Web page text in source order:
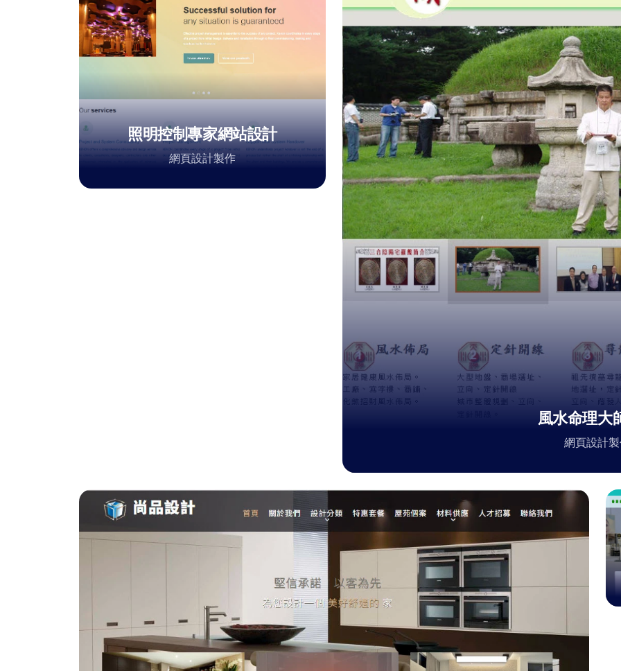
照明控制專家網站設計
網頁設計製作
風水命理大
網頁設計